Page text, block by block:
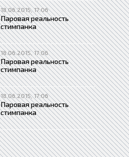
18.06.2015, 17:06
Паровая реальность
стимпанка
18.06.2015, 17:06
Паровая реальность
стимпанка
18.06.2015, 17:06
Паровая реальность
стимпанка